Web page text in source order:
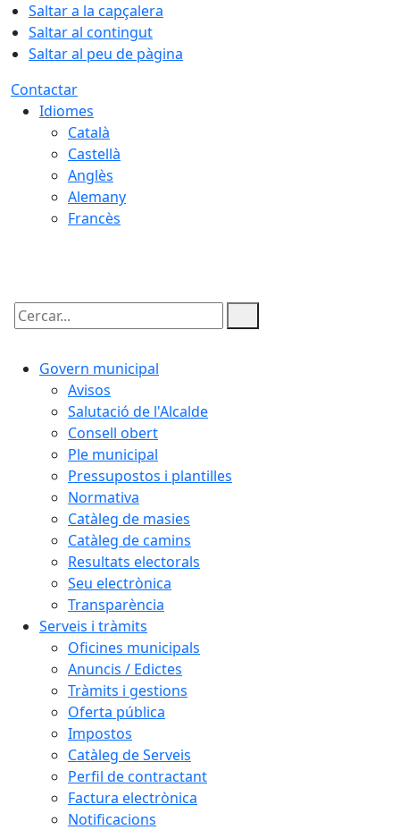
Saltar a la capçalera
Saltar al contingut
Saltar al peu de pàgina
Contactar
Idiomes
Català
Castellà
Anglès
Alemany
Francès
Cercar:
Govern municipal
Avisos
Salutació de l'Alcalde
Consell obert
Ple municipal
Pressupostos i plantilles
Normativa
Catàleg de masies
Catàleg de camins
Resultats electorals
Seu electrònica
Transparència
Serveis i tràmits
Oficines municipals
Anuncis / Edictes
Tràmits i gestions
Oferta pública
Impostos
Catàleg de Serveis
Perfil de contractant
Factura electrònica
Notificacions